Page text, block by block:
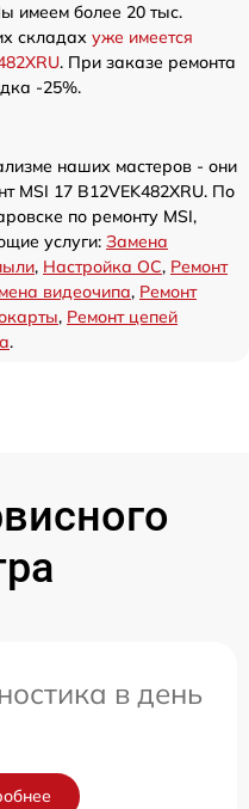
имеем более 20 тыс.
складах уже имеется
. При заказе ремонта
-25%.
наших мастеров - они
MSI 17 B12VEK482XRU. По
по ремонту MSI,
услуги: Замена
, Настройка ОС, Ремонт
видеочипа, Ремонт
, Ремонт цепей
.
в день